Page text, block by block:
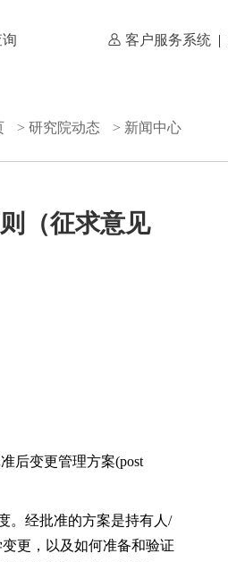
客户服务系统 |
研究院动态 新闻中心
（征求意见
后变更管理方案(post
。经批准的方案是持有人/
更，以及如何准备和验证